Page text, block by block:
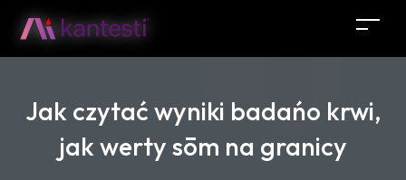
Jak czytać wyniki badańo krwi,
jak werty sōm na granicy